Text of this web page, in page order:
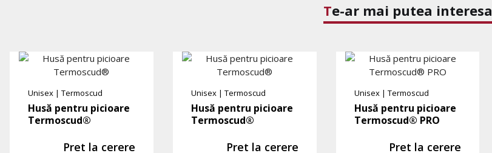
Te-ar mai putea interesa
Unisex | Termoscud
Husă pentru picioare
Termoscud®
Pret la cerere
Unisex| Termoscud
Husă pentru picioare
Termoscud®
Pret la cerere
Unisex| Termoscud
Husă pentru picioare
Termoscud® PRO
Pret la cerere